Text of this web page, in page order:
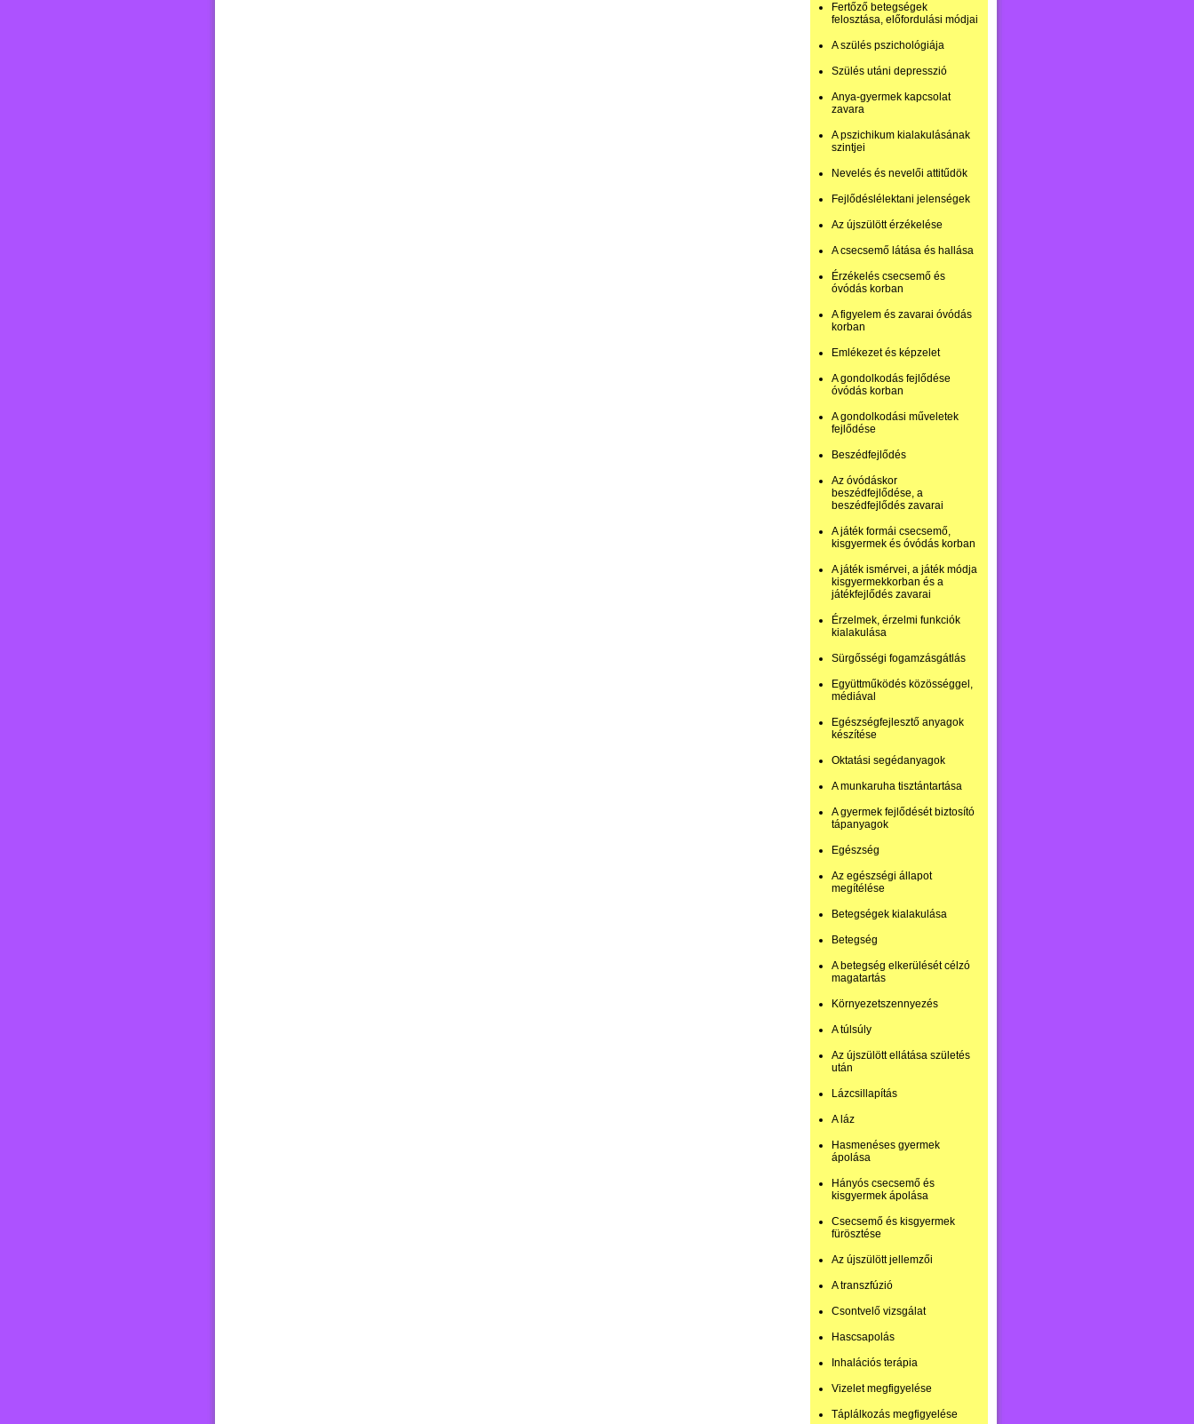
Fertőző betegségek
felosztása, előfordulási módjai
A szülés pszichológiája
Szülés utáni depresszió
Anya-gyermek kapcsolat
zavara
A pszichikum kialakulásának
szintjei
Nevelés és nevelői attitűdök
Fejlődéslélektani jelenségek
Az újszülött érzékelése
A csecsemő látása és hallása
Érzékelés csecsemő és
óvódás korban
A figyelem és zavarai óvódás
korban
Emlékezet és képzelet
A gondolkodás fejlődése
óvódás korban
A gondolkodási műveletek
fejlődése
Beszédfejlődés
Az óvódáskor
beszédfejlődése, a
beszédfejlődés zavarai
A játék formái csecsemő,
kisgyermek és óvódás korban
A játék ismérvei, a játék módja
kisgyermekkorban és a
játékfejlődés zavarai
Érzelmek, érzelmi funkciók
kialakulása
Sürgősségi fogamzásgátlás
Együttműködés közösséggel,
médiával
Egészségfejlesztő anyagok
készítése
Oktatási segédanyagok
A munkaruha tisztántartása
A gyermek fejlődését biztosító
tápanyagok
Egészség
Az egészségi állapot
megítélése
Betegségek kialakulása
Betegség
A betegség elkerülését célzó
magatartás
Környezetszennyezés
A túlsúly
Az újszülött ellátása születés
után
Lázcsillapítás
A láz
Hasmenéses gyermek
ápolása
Hányós csecsemő és
kisgyermek ápolása
Csecsemő és kisgyermek
fürösztése
Az újszülött jellemzői
A transzfúzió
Csontvelő vizsgálat
Hascsapolás
Inhalációs terápia
Vizelet megfigyelése
Táplálkozás megfigyelése